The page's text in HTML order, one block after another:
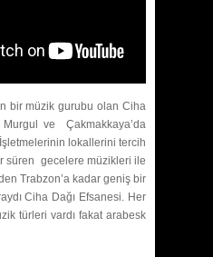
bir müzik gurubu olan Ciha
ve Çakmakkaya’da
lokallerini tercih
süren gecelere müzikleri ile
Trabzon’a kadar geniş bir
Ciha Dağı Efsanesi. Her
türleri vardı fakat arabesk